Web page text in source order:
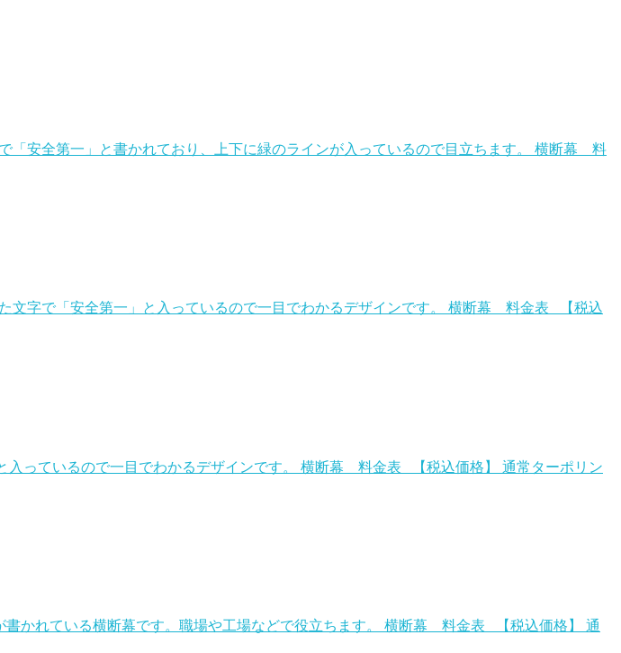
安全第一」と書かれており、上下に緑のラインが入っているので目立ちます。 横断幕 料
字で「安全第一」と入っているので一目でわかるデザインです。 横断幕 料金表 【税込
入っているので一目でわかるデザインです。 横断幕 料金表 【税込価格】 通常ターポリン
かれている横断幕です。職場や工場などで役立ちます。 横断幕 料金表 【税込価格】 通